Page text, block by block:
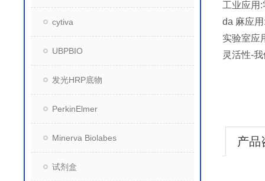
cytiva
UBPBIO
发光HRP底物
PerkinElmer
Minerva Biolabes
试剂盒
工业应用
da 麻应
实验室应
灵活性-
产品